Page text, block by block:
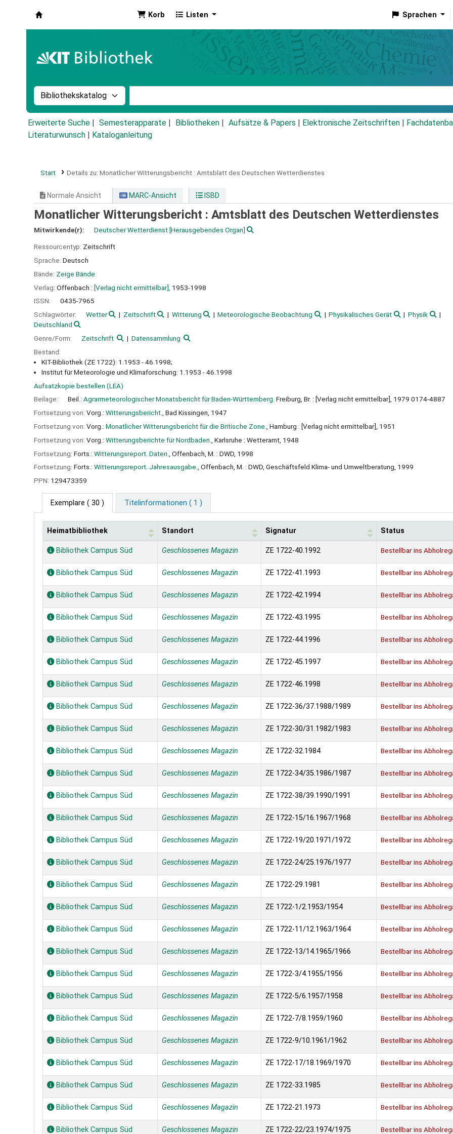
Korb Listen Sprachen
Suche im Katalog nach:
Erweiterte Suche Semesterapparate Bibliotheken Aufsätze & Papers Elektronische Zeitschriften
Literaturwunsch
Kataloganleitung
Start Details zu: Monatlicher Witterungsbericht : Amtsblatt des Deutschen Wetterdienstes
Normale Ansicht MARC-Ansicht ISBD
Monatlicher Witterungsbericht : Amtsblatt des Deutschen Wetterdienstes
Mitwirkende(r): Deutscher Wetterdienst [Herausgebendes Organ]
Ressourcentyp: Zeitschrift
Sprache: Deutsch
Bände: Zeige Bände
Verlag: Offenbach : [Verlag nicht ermittelbar], 1953-1998
ISSN:
0435-7965
Schlagwörter:
Wetter Zeitschrift Witterung Meteorologische Beobachtung Physikalisches Gerät
Physik
Deutschland
Genre/Form:
Zeitschrift
Datensammlung
Bestand:
KIT-Bibliothek (ZE 1722): 1.1953 - 46.1998;
Institut für Meteorologie und Klimaforschung: 1.1953 - 46.1998
Aufsatzkopie bestellen (LEA)
Beilage:
Beil.: Agrarmeteorologischer Monatsbericht für Baden-Württemberg. Freiburg, Br. : [Verlag nicht ermittelbar], 1979 0174-4887
Fortsetzung von: Vorg.: Witterungsbericht. , Bad Kissingen, 1947
Fortsetzung von: Vorg.: Monatlicher Witterungsbericht für die Britische Zone.
, Hamburg : [Verlag nicht ermittelbar], 1951
Fortsetzung von: Vorg.: Witterungsberichte für Nordbaden.
, Karlsruhe : Wetteramt, 1948
Fortsetzung: Forts.: Witterungsreport. Daten.
, Offenbach, M. : DWD, 1998
Fortsetzung: Forts.: Witterungsreport. Jahresausgabe., Offenbach, M. : DWD, Geschäftsfeld Klima- und Umweltberatung, 1999
PPN: 129473359
Exemplare ( 30 ) Titelinformationen ( 1 )
Exemplare
Heimatbibliothek Standort Signatur Status
Bibliothek Campus Süd Geschlossenes Magazin ZE 1722-40.1992 Bestellbar ins
Bibliothek Campus Süd Geschlossenes Magazin ZE 1722-41.1993 Bestellbar ins
Bibliothek Campus Süd Geschlossenes Magazin ZE 1722-42.1994 Bestellbar ins
Bibliothek Campus Süd Geschlossenes Magazin ZE 1722-43.1995 Bestellbar ins
Bibliothek Campus Süd Geschlossenes Magazin ZE 1722-44.1996 Bestellbar ins
Bibliothek Campus Süd Geschlossenes Magazin ZE 1722-45.1997 Bestellbar ins
Bibliothek Campus Süd Geschlossenes Magazin ZE 1722-46.1998 Bestellbar ins
Bibliothek Campus Süd Geschlossenes Magazin ZE 1722-36/37.1988/1989 Bestellbar ins
Bibliothek Campus Süd Geschlossenes Magazin ZE 1722-30/31.1982/1983 Bestellbar ins
Bibliothek Campus Süd Geschlossenes Magazin ZE 1722-32.1984 Bestellbar ins
Bibliothek Campus Süd Geschlossenes Magazin ZE 1722-34/35.1986/1987 Bestellbar ins
Bibliothek Campus Süd Geschlossenes Magazin ZE 1722-38/39.1990/1991 Bestellbar ins
Bibliothek Campus Süd Geschlossenes Magazin ZE 1722-15/16.1967/1968 Bestellbar ins
Bibliothek Campus Süd Geschlossenes Magazin ZE 1722-19/20.1971/1972 Bestellbar ins
Bibliothek Campus Süd Geschlossenes Magazin ZE 1722-24/25.1976/1977 Bestellbar ins
Bibliothek Campus Süd Geschlossenes Magazin ZE 1722-29.1981 Bestellbar ins
Bibliothek Campus Süd Geschlossenes Magazin ZE 1722-1/2.1953/1954 Bestellbar ins
Bibliothek Campus Süd Geschlossenes Magazin ZE 1722-11/12.1963/1964 Bestellbar ins
Bibliothek Campus Süd Geschlossenes Magazin ZE 1722-13/14.1965/1966 Bestellbar ins
Bibliothek Campus Süd Geschlossenes Magazin ZE 1722-3/4.1955/1956 Bestellbar ins
Bibliothek Campus Süd Geschlossenes Magazin ZE 1722-5/6.1957/1958 Bestellbar ins
Bibliothek Campus Süd Geschlossenes Magazin ZE 1722-7/8.1959/1960 Bestellbar ins
Bibliothek Campus Süd Geschlossenes Magazin ZE 1722-9/10.1961/1962 Bestellbar ins
Bibliothek Campus Süd Geschlossenes Magazin ZE 1722-17/18.1969/1970 Bestellbar ins
Bibliothek Campus Süd Geschlossenes Magazin ZE 1722-33.1985 Bestellbar ins
Bibliothek Campus Süd Geschlossenes Magazin ZE 1722-21.1973 Bestellbar ins
Bibliothek Campus Süd Geschlossenes Magazin ZE 1722-22/23.1974/1975 Bestellbar ins